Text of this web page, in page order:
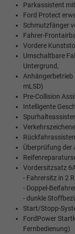
Parkassistent
Ford Protect
Schmutzfänger
Fahrer-
Vordere
Umschaltbare
Untergrund,
Anhängerbetrieb
mLSD)
Pre-Collision
Intelligente
Überprüfung der
Vordersitzsatz
- Fahrersitz in 2
- Doppel-
- dunkle
Start/Stopp-
FordPower
Fernbedienung)